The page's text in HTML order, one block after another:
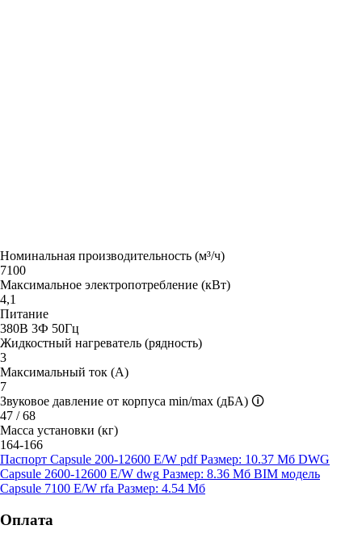
Номинальная производительность (м³/ч)
7100
Максимальное электропотребление (кВт)
4,1
Питание
380В 3Ф 50Гц
Жидкостный нагреватель (рядность)
3
Максимальный ток (А)
7
Звуковое давление от корпуса min/max (дБА) 🛈
47 / 68
Масса установки (кг)
164-166
Паспорт Capsule 200-12600 E/W pdf Размер: 10.37 Мб DWG
Capsule 2600-12600 E/W dwg Размер: 8.36 Мб BIM модель
Capsule 7100 E/W rfa Размер: 4.54 Мб
Оплата